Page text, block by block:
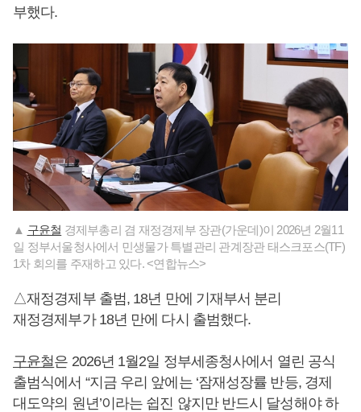
부했다.
▲ 구윤철 경제부총리 겸 재정경제부 장관(가운데)이 2026년 2월11
일 정부서울청사에서 민생물가 특별관리 관계장관 태스크포스(TF)
1차 회의를 주재하고 있다. <연합뉴스>
△재정경제부 출범, 18년 만에 기재부서 분리
재정경제부가 18년 만에 다시 출범했다.
구윤철은 2026년 1월2일 정부세종청사에서 열린 공식
출범식에서 “지금 우리 앞에는 ‘잠재성장률 반등, 경제
대도약의 원년’이라는 쉽진 않지만 반드시 달성해야 하